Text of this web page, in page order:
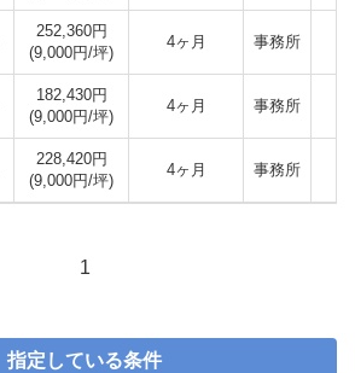
252,360円
(9,000円/坪)
4ヶ月 事務所
182,430円
(9,000円/坪)
4ヶ月 事務所
228,420円
(9,000円/坪)
4ヶ月 事務所
1
指定している条件